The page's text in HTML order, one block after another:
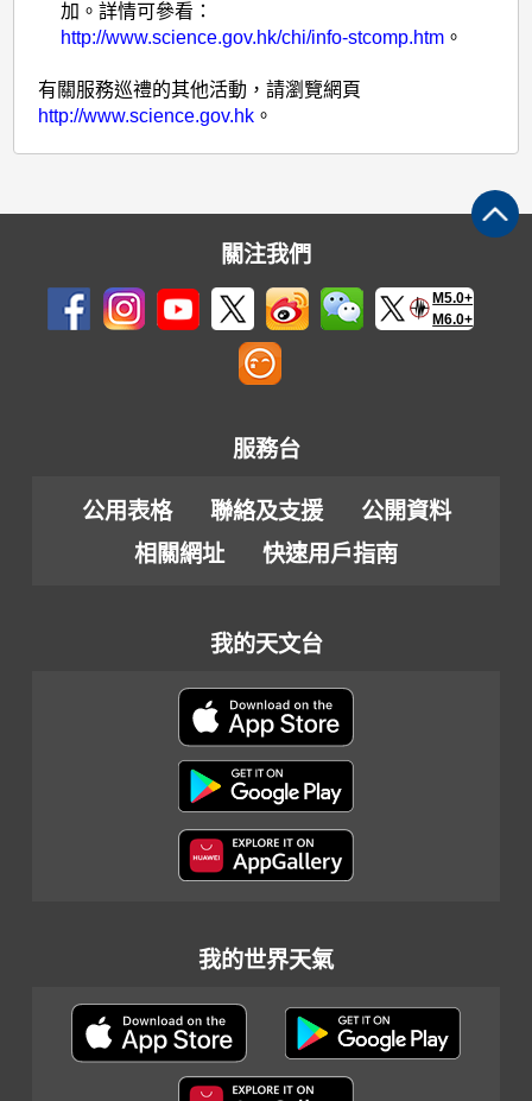
加。詳情可參看：
http://www.science.gov.hk/chi/info-stcomp.htm 。
有關服務巡禮的其他活動，請瀏覽網頁
http://www.science.gov.hk 。
關注我們
M5.0+
M6.0+
服務台
公用表格 聯絡及支援
公開資料
相關網址
快速用戶指南
我的天文台
我的世界天氣